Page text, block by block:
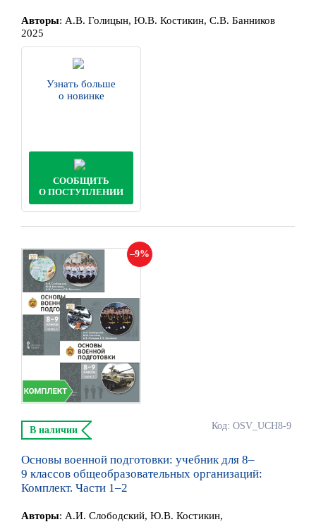
Авторы: А.В. Голицын, Ю.В. Костикин, С.В. Банников
2025
Узнать больше
о новинке
СООБЩИТЬ
О ПОСТУПЛЕНИИ
9
Код: OSV_UCH8-9
В наличии
Основы военной подготовки: учебник для 8–
9 классов общеобразовательных организаций:
Комплект. Части 1–2
Авторы: А.И. Слободский, Ю.В. Костикин,